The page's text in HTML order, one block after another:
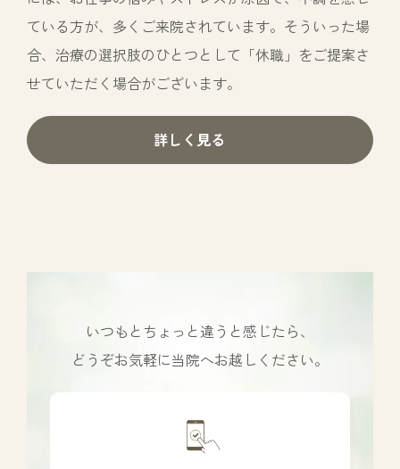
ている方が、多くご来院されています。そういった場
合、治療の選択肢のひとつとして「休職」をご提案さ
せていただく場合がございます。
詳しく見る
いつもとちょっと違うと感じたら、
どうぞお気軽に当院へお越しください。